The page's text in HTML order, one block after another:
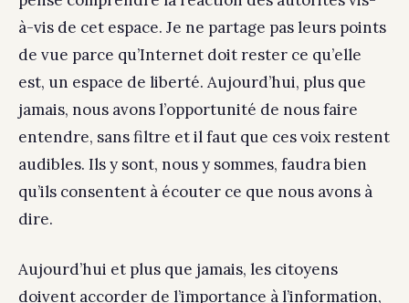
à-vis de cet espace. Je ne partage pas leurs points
de vue parce qu’Internet doit rester ce qu’elle
est, un espace de liberté. Aujourd’hui, plus que
jamais, nous avons l’opportunité de nous faire
entendre, sans filtre et il faut que ces voix restent
audibles. Ils y sont, nous y sommes, faudra bien
qu’ils consentent à écouter ce que nous avons à
dire.
Aujourd’hui et plus que jamais, les citoyens
doivent accorder de l’importance à l’information,